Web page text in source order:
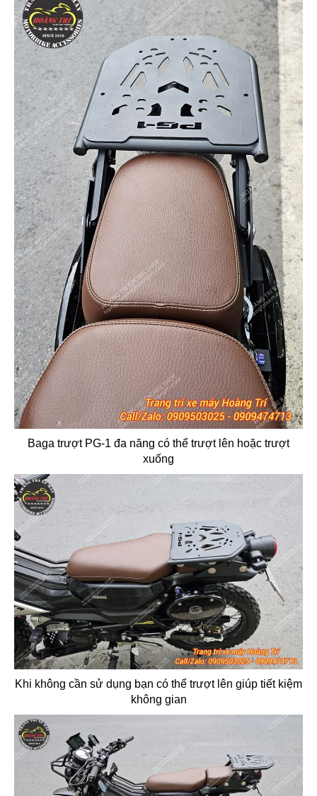
Baga trượt PG-1 đa năng có thể trượt lên hoặc trượt
xuống
Khi không cần sử dụng bạn có thể trượt lên giúp tiết kiệm
không gian